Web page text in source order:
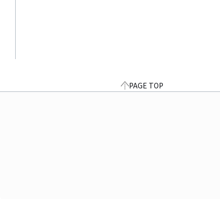
PAGE TOP